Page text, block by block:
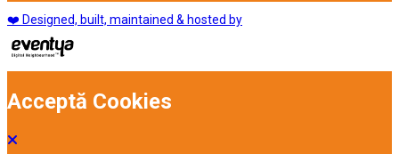
❤️ Designed, built, maintained & hosted by
Acceptă Cookies